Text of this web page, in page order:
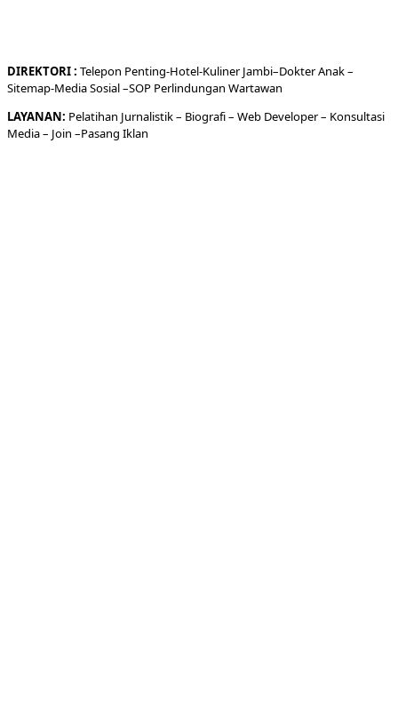
DIREKTORI: Telepon Penting-Hotel-KulinerJambi–DokterAnak –
Sitemap-Media Sosial –SOP Perlindungan Wartawan
LAYANAN: Pelatihan Jurnalistik – Biografi– Web Developer– Konsultasi
Media– Join –Pasang Iklan